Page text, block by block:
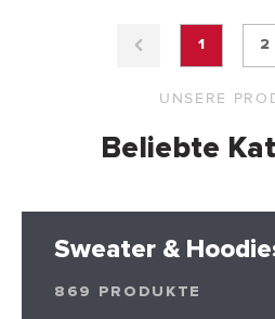
1 2
UNSERE
Beliebte
Sweater &
869 PRODUKTE